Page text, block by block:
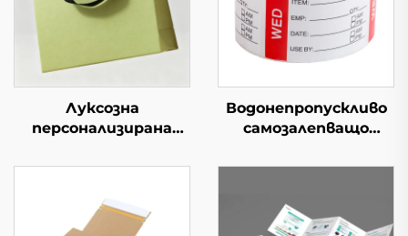
Луксозна
персонализирана
от биоразградим
бижута, козметика,
свещи, парфюми, за
Водонепропускливо
самозалепващо
Цветна хартия за
Изложение и
промоция Доставка